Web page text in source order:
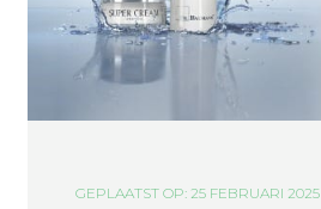
GEPLAATST OP: 25 FEBRUARI 2025